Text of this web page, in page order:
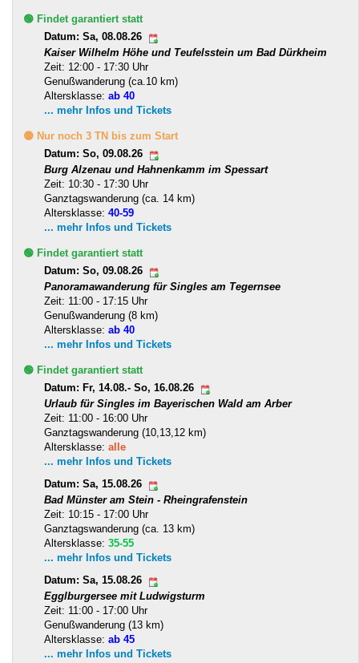
🟢 Findet garantiert statt
Datum: Sa, 08.08.26
Kaiser Wilhelm Höhe und Teufelsstein um Bad Dürkheim
Zeit: 12:00 - 17:30 Uhr
Genußwanderung (ca.10 km)
Altersklasse: ab 40
... mehr Infos und Tickets
🟡 Nur noch 3 TN bis zum Start
Datum: So, 09.08.26
Burg Alzenau und Hahnenkamm im Spessart
Zeit: 10:30 - 17:30 Uhr
Ganztagswanderung (ca. 14 km)
Altersklasse: 40-59
... mehr Infos und Tickets
🟢 Findet garantiert statt
Datum: So, 09.08.26
Panoramawanderung für Singles am Tegernsee
Zeit: 11:00 - 17:15 Uhr
Genußwanderung (8 km)
Altersklasse: ab 40
... mehr Infos und Tickets
🟢 Findet garantiert statt
Datum: Fr, 14.08.- So, 16.08.26
Urlaub für Singles im Bayerischen Wald am Arber
Zeit: 11:00 - 16:00 Uhr
Ganztagswanderung (10,13,12 km)
Altersklasse: alle
... mehr Infos und Tickets
Datum: Sa, 15.08.26
Bad Münster am Stein - Rheingrafenstein
Zeit: 10:15 - 17:00 Uhr
Ganztagswanderung (ca. 13 km)
Altersklasse: 35-55
... mehr Infos und Tickets
Datum: Sa, 15.08.26
Egglburgersee mit Ludwigsturm
Zeit: 11:00 - 17:00 Uhr
Genußwanderung (13 km)
Altersklasse: ab 45
... mehr Infos und Tickets